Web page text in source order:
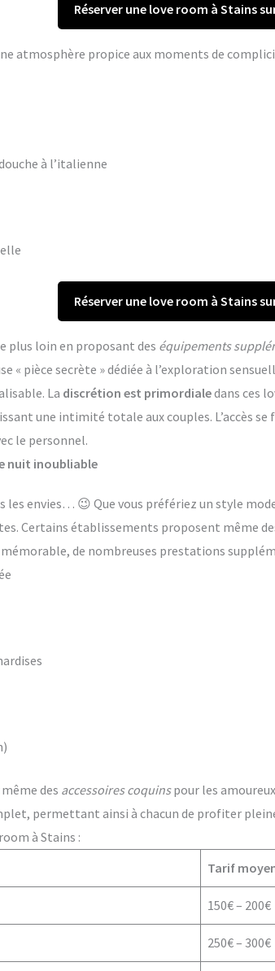
Réserver une love room à Stains
atmosphère propice aux moments de
à l’italienne
Réserver une love room à Stains
plus loin en proposant des équipements
« pièce secrète » dédiée à l’exploration
La discrétion est primordialedans ces
une intimité totale aux couples. L’accès
le personnel.
nuit inoubliable
les envies… 😉 Que vous préfériez un style
Certains établissements proposent même
de nombreuses prestations
des accessoires coquinspour les
permettant ainsi à chacun de profiter
à Stains :
Tarif
150€ – 200€
250€ – 300€